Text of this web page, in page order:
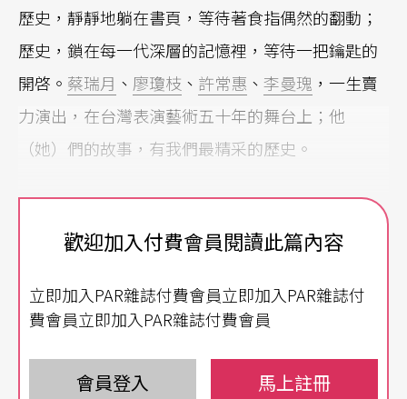
歷史，靜靜地躺在書頁，等待著食指偶然的翻動；
歷史，鎖在每一代深層的記憶裡，等待一把鑰匙的
開啓。 蔡瑞月 、 廖瓊枝 、 許常惠 、 李曼瑰 ，一生賣
力演出，在台灣表演藝術五十年的舞台上；他
（她）們的故事，有我們最精采的歷史。
歡迎加入付費會員閱讀此篇內容
立即加入PAR雜誌付費會員立即加入PAR雜誌付
費會員立即加入PAR雜誌付費會員
會員登入 馬上註冊